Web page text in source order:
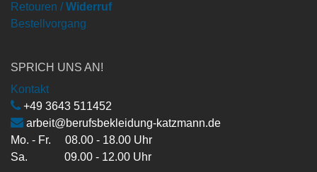
Retouren / Widerruf
Bestellvorgang
SPRICH UNS AN!
Kontakt
+49 3643 511452
arbeit@berufsbekleidung-katzmann.de
Mo. - Fr. 08.00 - 18.00 Uhr
Sa. 09.00 - 12.00 Uhr